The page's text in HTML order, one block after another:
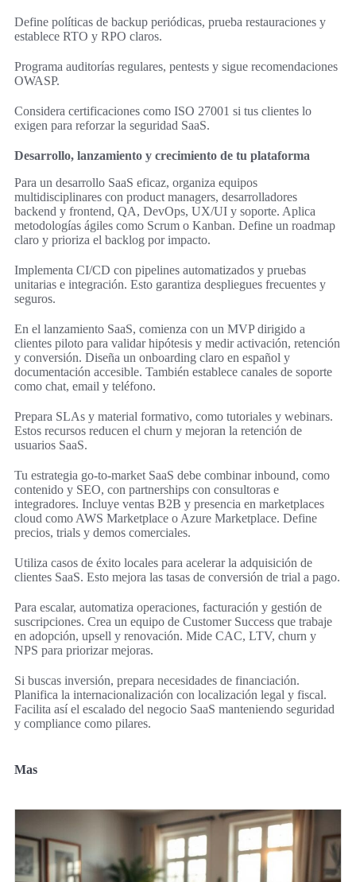
Define políticas de backup periódicas, prueba restauraciones y
establece RTO y RPO claros.
Programa auditorías regulares, pentests y sigue recomendaciones
OWASP.
Considera certificaciones como ISO 27001 si tus clientes lo
exigen para reforzar la seguridad SaaS.
Desarrollo, lanzamiento y crecimiento de tu plataforma
Para un desarrollo SaaS eficaz, organiza equipos
multidisciplinares con product managers, desarrolladores
backend y frontend, QA, DevOps, UX/UI y soporte. Aplica
metodologías ágiles como Scrum o Kanban. Define un roadmap
claro y prioriza el backlog por impacto.
Implementa CI/CD con pipelines automatizados y pruebas
unitarias e integración. Esto garantiza despliegues frecuentes y
seguros.
En el lanzamiento SaaS, comienza con un MVP dirigido a
clientes piloto para validar hipótesis y medir activación, retención
y conversión. Diseña un onboarding claro en español y
documentación accesible. También establece canales de soporte
como chat, email y teléfono.
Prepara SLAs y material formativo, como tutoriales y webinars.
Estos recursos reducen el churn y mejoran la retención de
usuarios SaaS.
Tu estrategia go-to-market SaaS debe combinar inbound, como
contenido y SEO, con partnerships con consultoras e
integradores. Incluye ventas B2B y presencia en marketplaces
cloud como AWS Marketplace o Azure Marketplace. Define
precios, trials y demos comerciales.
Utiliza casos de éxito locales para acelerar la adquisición de
clientes SaaS. Esto mejora las tasas de conversión de trial a pago.
Para escalar, automatiza operaciones, facturación y gestión de
suscripciones. Crea un equipo de Customer Success que trabaje
en adopción, upsell y renovación. Mide CAC, LTV, churn y
NPS para priorizar mejoras.
Si buscas inversión, prepara necesidades de financiación.
Planifica la internacionalización con localización legal y fiscal.
Facilita así el escalado del negocio SaaS manteniendo seguridad
y compliance como pilares.
Mas